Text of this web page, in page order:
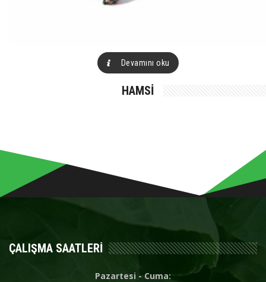
Devamını oku
HAMSI
ÇALIŞMA SAATLERI
Pazartesi - Cuma: